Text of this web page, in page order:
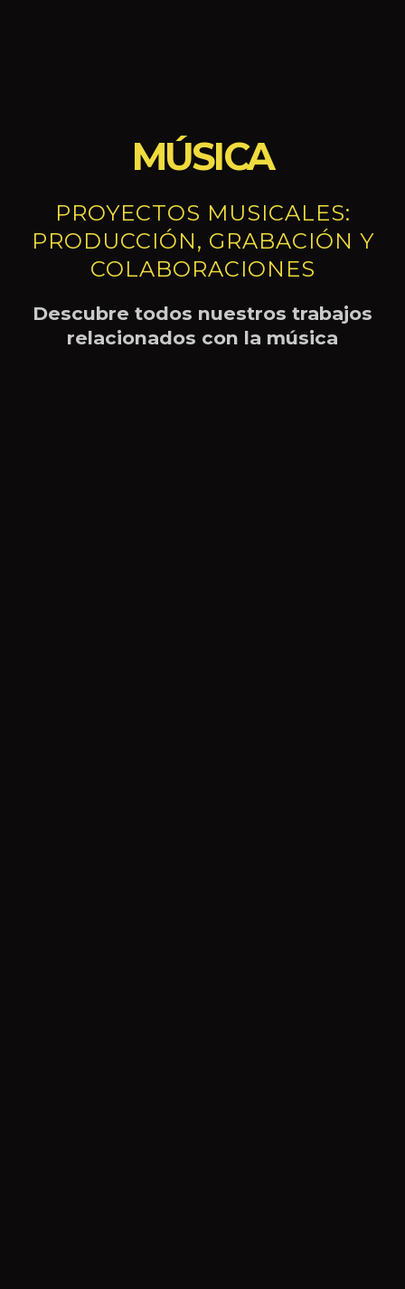
MÚSICA
PROYECTOS MUSICALES:
PRODUCCIÓN, GRABACIÓN Y
COLABORACIONES
Descubre todos nuestros trabajos
relacionados con la música